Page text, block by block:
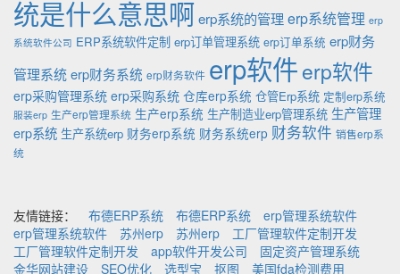
统是什么意思啊erp系统的管理erp系统管理 erp
系统软件公司 ERP系统软件定制 erp订单管理系统 erp订单系统 erp财务
管理系统erp财务系统 erp财务软件 erp软件erp软件
erp采购管理系统 erp采购系统 仓库erp系统 仓管Erp系统 定制erp系统
服装erp 生产erp管理系统 生产erp系统 生产制造业erp管理系统 生产管理
erp系统 生产系统erp 财务erp系统 财务系统erp 财务软件 销售erp系
统
友情链接： 布德ERP系统 布德ERP系统
erp管理系统软件
erp管理系统软件
苏州erp 苏州erp
工厂管理软件定制开发
工厂管理软件定制开发
app软件开发公司
固定资产管理系统
金华网站建设
SEO优化 选型宝 抠图 美国fda检测费用